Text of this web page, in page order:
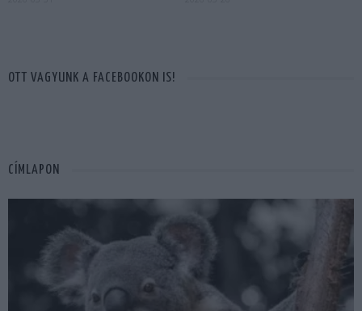
OTT VAGYUNK A FACEBOOKON IS!
CÍMLAPON